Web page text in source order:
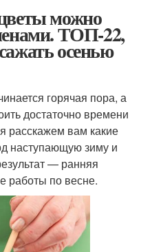
можно
ТОП-22,
осенью
горячая пора, а
достаточно времени
расскажем вам какие
наступающую зиму и
— ранняя
работы по весне.